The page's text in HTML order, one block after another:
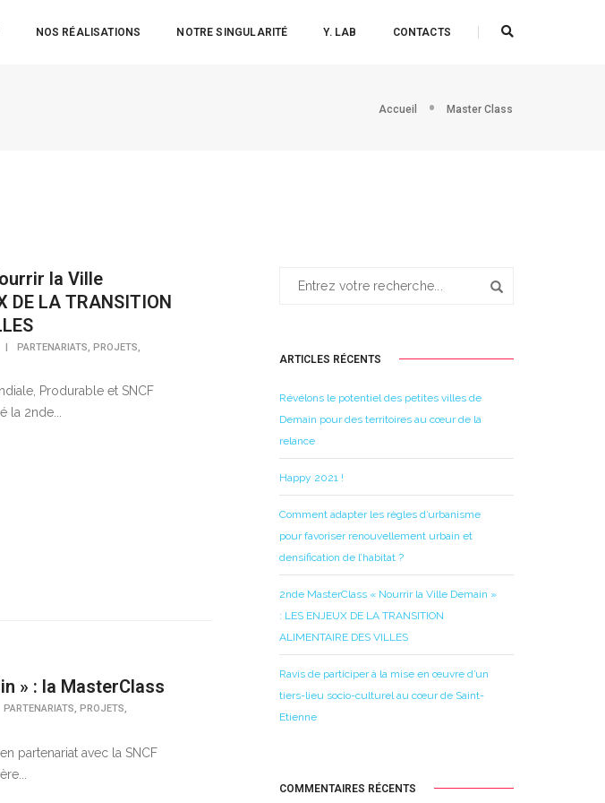
NOS RÉALISATIONS NOTRE SINGULARITÉ Y. LAB CONTACTS
Accueil Master Class
la Ville
DE LA TRANSITION
PARTENARIATS,PROJETS,
Produrable et SNCF
la 2nde...
» : la MasterClass
PARTENARIATS, PROJETS,
partenariat avec la SNCF
ARTICLES RÉCENTS
Révélons le potentiel des petites villes de
Demain pour des territoires au cœur de la
relance
Happy 2021 !
Comment adapter les règles d’urbanisme
pour favoriser renouvellement urbain et
densification de l’habitat ?
2nde MasterClass « Nourrir la Ville Demain »
: LES ENJEUX DE LA TRANSITION
ALIMENTAIRE DES VILLES
Ravis de participer à la mise en œuvre d’un
tiers-lieu socio-culturel au cœur de Saint-
Etienne
COMMENTAIRES RÉCENTS